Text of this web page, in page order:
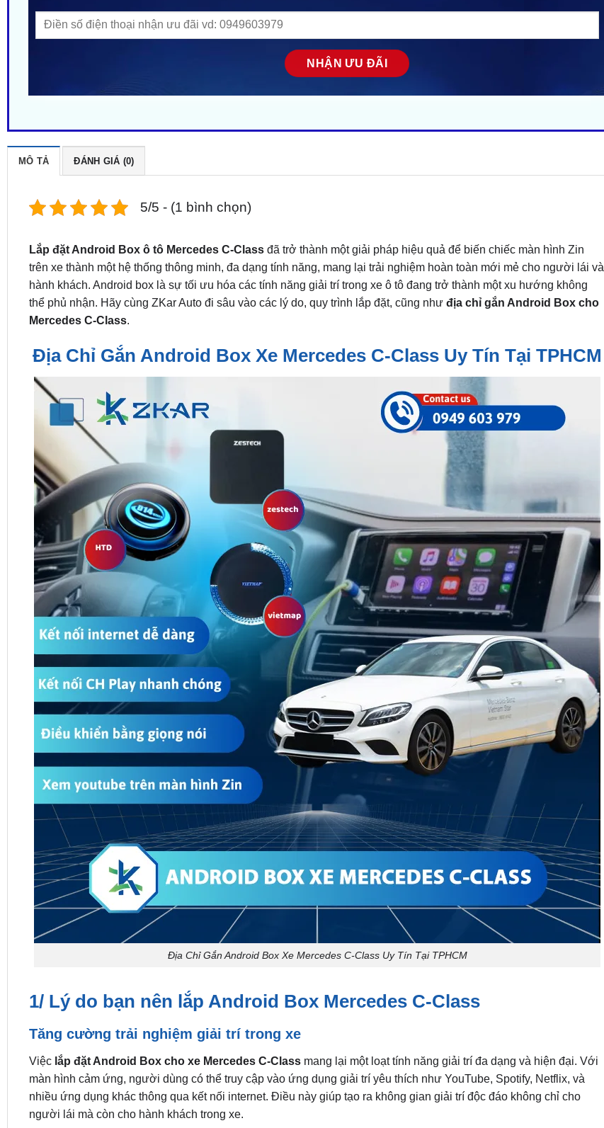
MÔ TẢ ĐÁNH GIÁ (0)
5/5 - (1 bình chọn)
Lắp đặt Android Box ô tô Mercedes C-Classđã trở thành một giải pháp hiệu quả để biến chiếc màn hình Zin
trên xe thành một hệ thống thông minh, đa dạng tính năng, mang lại trải nghiệm hoàn toàn mới mẻ cho người lái và
hành khách. Android box là sự tối ưu hóa các tính năng giải trí trong xe ô tô đang trở thành một xu hướng không
thể phủ nhận. Hãy cùng ZKar Auto đi sâu vào các lý do, quy trình lắp đặt, cũng như địa chỉ gắn Android Box cho
Mercedes C-Class.
Địa Chỉ Gắn Android Box Xe Mercedes C-Class Uy Tín Tại TPHCM
Địa Chỉ Gắn Android Box Xe Mercedes C-Class Uy Tín Tại TPHCM
1/ Lý do bạn nên lắp Android Box Mercedes C-Class
Tăng cường trải nghiệm giải trí trong xe
Việc lắp đặt Android Box cho xe Mercedes C-Classmang lại một loạt tính năng giải trí đa dạng và hiện đại. Với
màn hình cảm ứng, người dùng có thể truy cập vào ứng dụng giải trí yêu thích như YouTube, Spotify, Netflix, và
nhiều ứng dụng khác thông qua kết nối internet. Điều này giúp tạo ra không gian giải trí độc đáo không chỉ cho
người lái mà còn cho hành khách trong xe.